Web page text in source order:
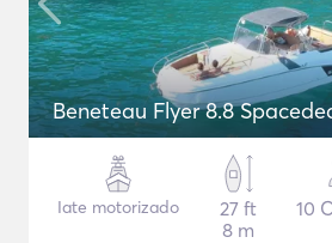
Beneteau Flyer 8.8
Iate motorizado
27 ft
8 m
10